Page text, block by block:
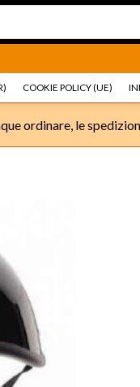
COOKIE POLICY (UE)
e accessori Moto Go
ordinare, le